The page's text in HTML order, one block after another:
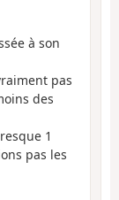
à son
pas
des
1
pas les